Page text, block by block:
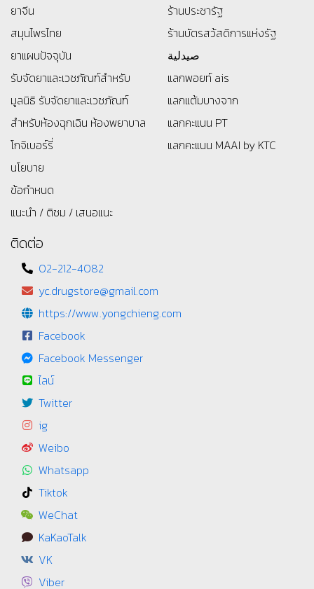
ยาจีน
สมุนไพรไทย
ยาแผนปัจจุบัน
รับจัดยาและเวชภัณฑ์สำหรับ
มูลนิธิ รับจัดยาและเวชภัณฑ์
สำหรับห้องฉุกเฉิน ห้องพยาบาล
โกจิเบอร์รี่
นโยบาย
ข้อกำหนด
แนะนำ / ติชม / เสนอแนะ
ร้านประชารัฐ
ร้านบัตรสว้สดิการแห่งรัฐ
صيدلية
แลกพอยท์ ais
แลกแต้มบางจาก
แลกคะแนน PT
แลกคะแนน MAAI by KTC
ติดต่อ
02-212-4082
yc.drugstore@gmail.com
https://www.yongchieng.com
Facebook
Facebook Messenger
ไลน์
Twitter
ig
Weibo
Whatsapp
Tiktok
WeChat
KaKaoTalk
VK
Viber